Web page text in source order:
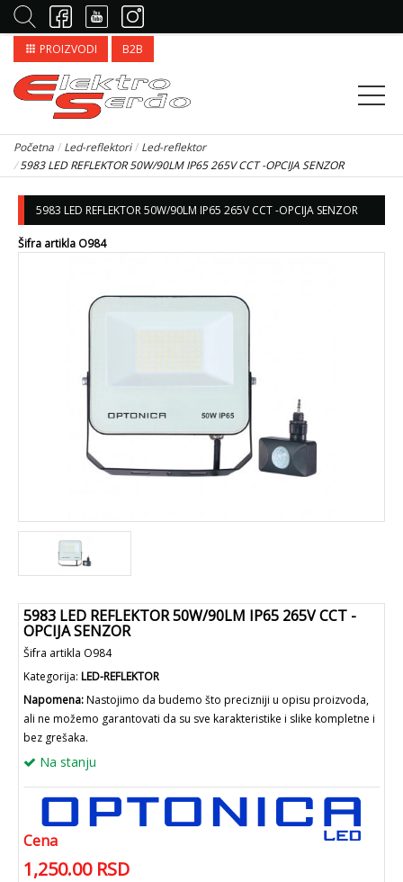
apps PROIZVODI B2B
Početna Led-reflektori
Led-reflektor
5983 LED REFLEKTOR 50W/90LM IP65 265V CCT -OPCIJA SENZOR
5983 LED REFLEKTOR 50W/90LM IP65 265V CCT -OPCIJA SENZOR
Šifra artikla O984
5983 LED REFLEKTOR 50W/90LM IP65 265V CCT -
OPCIJA SENZOR
Šifra artikla O984
Kategorija: LED-REFLEKTOR
Napomena:Nastojimo da budemo što precizniji u opisu proizvoda,
ali ne možemo garantovati da su sve karakteristike i slike kompletne i
bez grešaka.
Na stanju
Cena
1,250.00 RSD